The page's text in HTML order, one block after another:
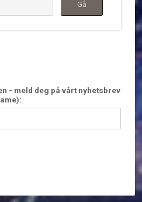
- meld deg på vårt nyhetsbrev